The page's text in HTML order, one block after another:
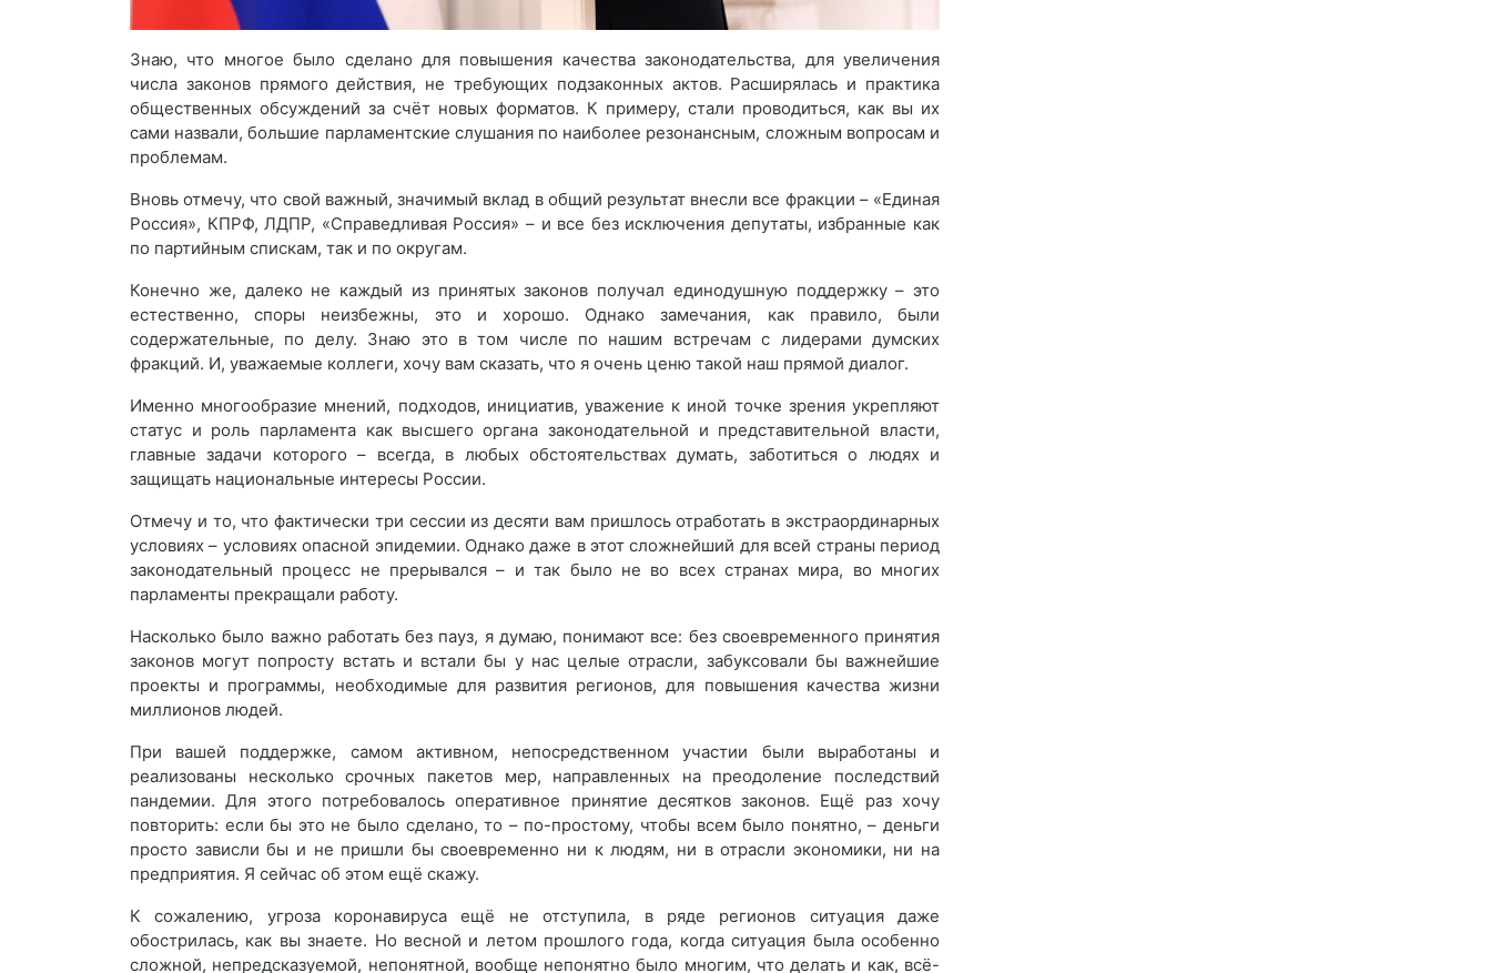
Знаю, что многое было сделано для повышения качества законодательства, для увеличения
числа законов прямого действия, не требующих подзаконных актов. Расширялась и практика
общественных обсуждений за счёт новых форматов. К примеру, стали проводиться, как вы их
сами назвали, большие парламентские слушания по наиболее резонансным, сложным вопросам и
проблемам.
Вновь отмечу, что свой важный, значимый вклад в общий результат внесли все фракции – «Единая
Россия», КПРФ, ЛДПР, «Справедливая Россия» – и все без исключения депутаты, избранные как
по партийным спискам, так и по округам.
Конечно же, далеко не каждый из принятых законов получал единодушную поддержку – это
естественно, споры неизбежны, это и хорошо. Однако замечания, как правило, были
содержательные, по делу. Знаю это в том числе по нашим встречам с лидерами думских
фракций. И, уважаемые коллеги, хочу вам сказать, что я очень ценю такой наш прямой диалог.
Именно многообразие мнений, подходов, инициатив, уважение к иной точке зрения укрепляют
статус и роль парламента как высшего органа законодательной и представительной власти,
главные задачи которого – всегда, в любых обстоятельствах думать, заботиться о людях и
защищать национальные интересы России.
Отмечу и то, что фактически три сессии из десяти вам пришлось отработать в экстраординарных
условиях – условиях опасной эпидемии. Однако даже в этот сложнейший для всей страны период
законодательный процесс не прерывался – и так было не во всех странах мира, во многих
парламенты прекращали работу.
Насколько было важно работать без пауз, я думаю, понимают все: без своевременного принятия
законов могут попросту встать и встали бы у нас целые отрасли, забуксовали бы важнейшие
проекты и программы, необходимые для развития регионов, для повышения качества жизни
миллионов людей.
При вашей поддержке, самом активном, непосредственном участии были выработаны и
реализованы несколько срочных пакетов мер, направленных на преодоление последствий
пандемии. Для этого потребовалось оперативное принятие десятков законов. Ещё раз хочу
повторить: если бы это не было сделано, то – по-простому, чтобы всем было понятно, – деньги
просто зависли бы и не пришли бы своевременно ни к людям, ни в отрасли экономики, ни на
предприятия. Я сейчас об этом ещё скажу.
К сожалению, угроза коронавируса ещё не отступила, в ряде регионов ситуация даже
обострилась, как вы знаете. Но весной и летом прошлого года, когда ситуация была особенно
сложной, непредсказуемой, непонятной, вообще непонятно было многим, что делать и как, всё-